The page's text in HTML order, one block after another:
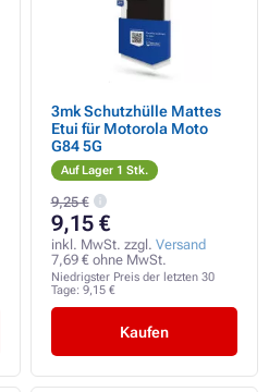
3mk Schutzhülle Mattes
Etui für Motorola Moto
G84 5G
Auf Lager 1 Stk.
9,25 €
9,15 €
inkl. MwSt. zzgl. Versand
7,69 € ohne MwSt.
Niedrigster Preis der letzten 30
Tage: 9,15 €
Kaufen